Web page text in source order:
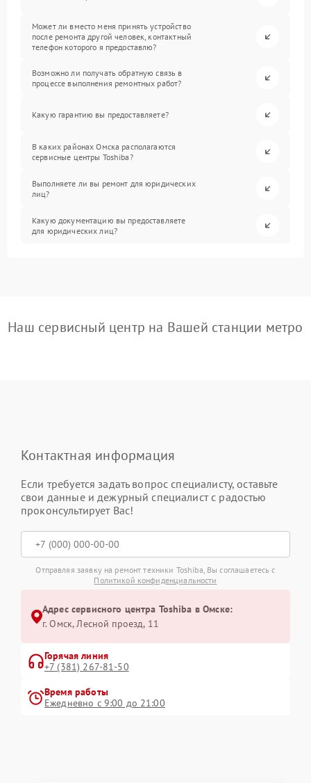
Может ли вместо меня принять устройство
после ремонта другой человек, контактный
телефон которого я предоставлю?
Возможно ли получать обратную связь в
процессе выполнения ремонтных работ?
Какую гарантию вы предоставляете?
В каких районах Омска располагаются
сервисные центры Toshiba?
Выполняете ли вы ремонт для юридических
лиц?
Какую документацию вы предоставляете
для юридических лиц?
Наш сервисный центр на Вашей станции метро
Контактная информация
Если требуется задать вопрос специалисту, оставьте
свои данные и дежурный специалист с радостью
проконсультирует Вас!
Отправляя заявку на ремонт техники Toshiba, Вы соглашаетесь с
Политикой конфиденциальности
Адрес сервисного центра Toshiba в Омске:
г. Омск, ​Лесной проезд, 11
Горячая линия
+7 (381) 267-81-50
Время работы
Ежедневно с 9:00 до 21:00